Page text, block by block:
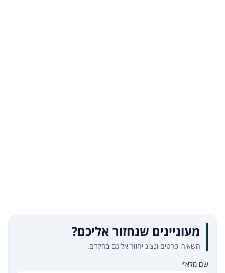
מעוניינים שנחזור אליכם?
השאירו פרטים ונציג יחזור אליכם בהקדם.
שם מלא*